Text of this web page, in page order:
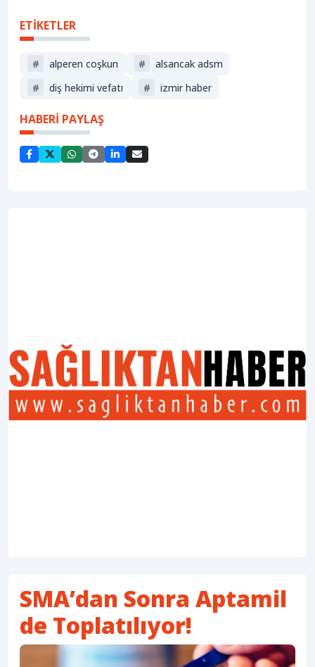
ETİKETLER
# alperen coşkun #
alsancak adsm
#
diş hekimi vefatı # izmir haber
HABERİ PAYLAŞ
SMA’dan Sonra Aptamil
de Toplatılıyor!